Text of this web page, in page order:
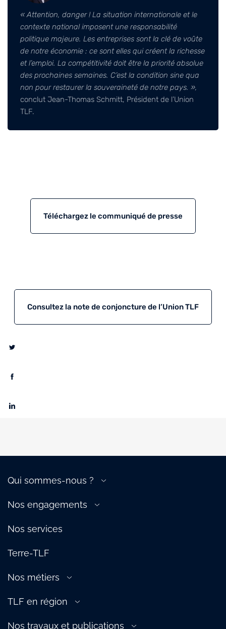
« Attention, danger ! La situation internationale et le
contexte national imposent une responsabilité
politique majeure. Les entreprises sont la clé de voûte
de notre économie : ce sont elles qui créent la richesse
et l’emploi. La compétitivité doit être la priorité absolue
des prochaines semaines. C’est la condition sine qua
non pour restaurer la souveraineté de notre pays. »,
conclut Jean-Thomas Schmitt, Président de l’Union
TLF.
Téléchargez le communiqué de presse
Consultez la note de conjoncture de l’Union TLF
Qui sommes-nous ?
Gouvernance
Nos équipes
Écosystème
Nos engagements
Compétitivité de la filière
Attractivité de la filière
Nos services
Terre-TLF
Nos métiers
Douane
Ferroviaire
TLF en région
Nos travaux et publications